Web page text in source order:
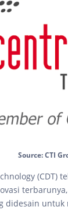
Source: CTI
(CDT)
didesain